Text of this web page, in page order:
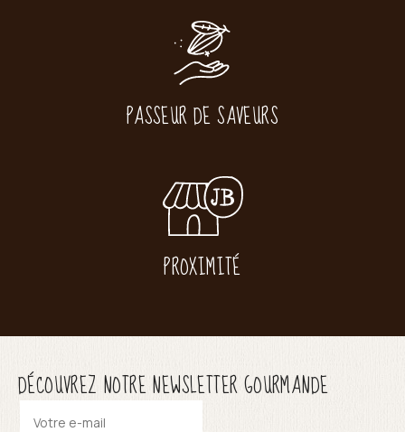
PASSEUR DE SAVEURS
PROXIMITÉ
DÉCOUVREZ NOTRE NEWSLETTER GOURMANDE